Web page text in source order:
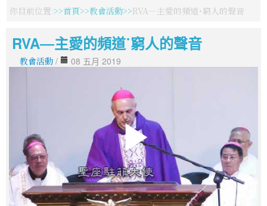
你目前位置: 首頁 教會活動 RVA―主愛的頻道˙窮人的聲音
RVA―主愛的頻道˙窮人的聲音
教會活動 / 08 五月 2019